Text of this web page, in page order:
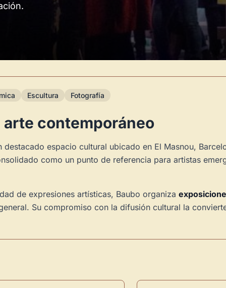
Escultura Fotografía
contemporáneo
destacado espacio cultural ubicado en El Masnou,
como un punto de referencia para artistas
de expresiones artísticas, Baubo organiza
Su compromiso con la difusión cultural la